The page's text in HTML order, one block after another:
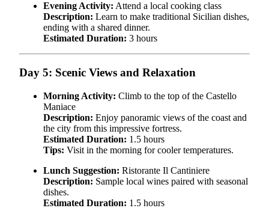
Evening Activity: Attend a local cooking class
Description: Learn to make traditional Sicilian dishes,
ending with a shared dinner.
Estimated Duration: 3 hours
Day 5: Scenic Views and Relaxation
Morning Activity: Climb to the top of the Castello
Maniace
Description: Enjoy panoramic views of the coast and
the city from this impressive fortress.
Estimated Duration: 1.5 hours
Tips: Visit in the morning for cooler temperatures.
Lunch Suggestion: Ristorante Il Cantiniere
Description: Sample local wines paired with seasonal
dishes.
Estimated Duration: 1.5 hours